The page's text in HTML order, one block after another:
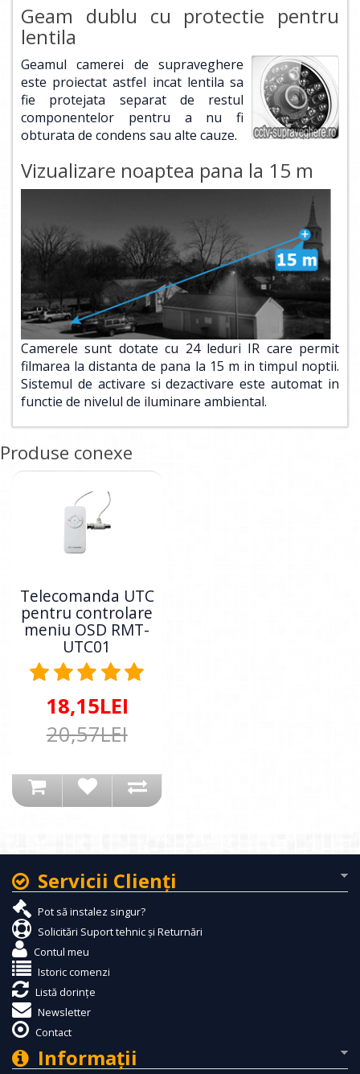
Geam dublu cu protectie pentru
lentila
Geamul camerei de supraveghere
este proiectat astfel incat lentila sa
fie protejata separat de restul
componentelor pentru a nu fi
obturata de condens sau alte cauze.
Vizualizare noaptea pana la 15 m
Camerele sunt dotate cu 24 leduri IR care permit
filmarea la distanta de pana la 15 m in timpul noptii.
Sistemul de activare si dezactivare este automat in
functie de nivelul de iluminare ambiental.
Produse conexe
Telecomanda UTC
pentru controlare
meniu OSD RMT-
UTC01
18,15LEI
20,57LEI
Servicii Clienţi
Pot să instalez singur?
Solicitări Suport tehnic și Returnări
Contul meu
Istoric comenzi
Listă dorințe
Newsletter
Contact
Informaţii